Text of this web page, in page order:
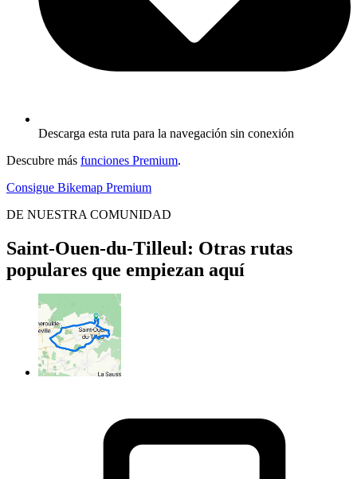
Descarga esta ruta para la navegación sin conexión
Descubre más funciones Premium.
Consigue Bikemap Premium
DE NUESTRA COMUNIDAD
Saint-Ouen-du-Tilleul: Otras rutas
populares que empiezan aquí